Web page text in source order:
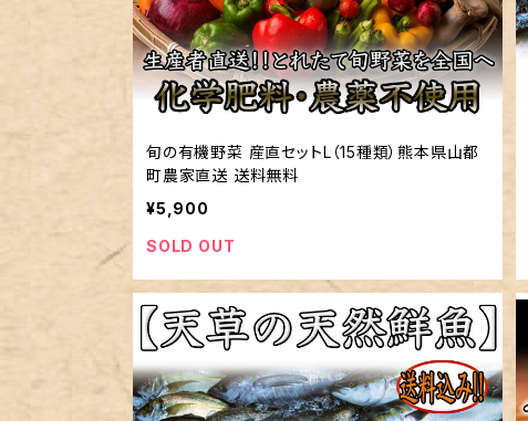
旬の有機野菜 産直セットL（15種類）熊本県山都
町農家直送 送料無料
¥5,900
SOLD OUT